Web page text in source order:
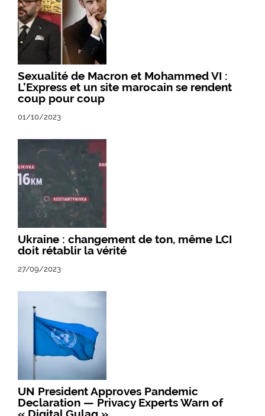
Sexualité de Macron et Mohammed VI :
L’Express et un site marocain se rendent
coup pour coup
01/10/2023
Ukraine : changement de ton, même LCI
doit rétablir la vérité
27/09/2023
UN President Approves Pandemic
Declaration — Privacy Experts Warn of